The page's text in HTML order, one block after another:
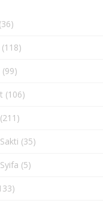
(36)
(118)
(99)
(106)
(211)
(35)
(5)